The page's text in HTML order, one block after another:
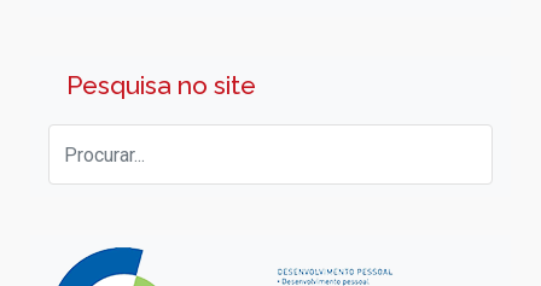
Pesquisa no site